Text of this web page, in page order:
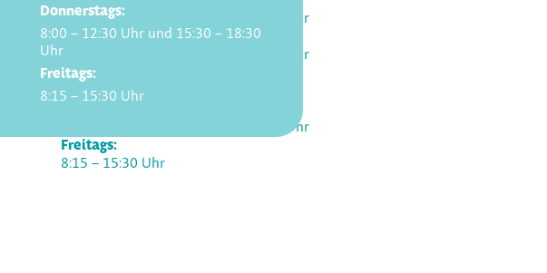
Donnerstags:
8:00 – 12:30 Uhr und 15:30 – 18:30
Uhr
Freitags:
8:15 – 15:30 Uhr
8:00 – 12:30 Uhr und 15:30 – 18:30 Uhr
Dienstags:
8:00 – 12:30 Uhr und 15:30 – 18:30 Uhr
Mittwochs:
8:15 – 12:30 Uhr
8:00 – 12:30 Uhr und 15:30 – 18:30 Uhr
Freitags:
8:15 – 15:30 Uhr